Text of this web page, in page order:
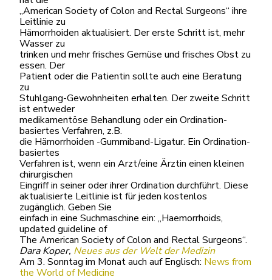
„American Society of Colon and Rectal Surgeons“ ihre
Leitlinie zu
Hämorrhoiden aktualisiert. Der erste Schritt ist, mehr
Wasser zu
trinken und mehr frisches Gemüse und frisches Obst zu
essen. Der
Patient oder die Patientin sollte auch eine Beratung
zu
Stuhlgang-Gewohnheiten erhalten. Der zweite Schritt
ist entweder
medikamentöse Behandlung oder ein Ordination-
basiertes Verfahren, z.B.
die Hämorrhoiden -Gummiband-Ligatur. Ein Ordination-
basiertes
Verfahren ist, wenn ein Arzt/eine Ärztin einen kleinen
chirurgischen
Eingriff in seiner oder ihrer Ordination durchführt. Diese
aktualisierte Leitlinie ist für jeden kostenlos
zugänglich. Geben Sie
einfach in eine Suchmaschine ein: „Haemorrhoids,
updated guideline of
The American Society of Colon and Rectal Surgeons“.
Dara Koper, Neues aus der Welt der Medizin
Am 3. Sonntag im Monat auch auf Englisch: News from
the World of Medicine